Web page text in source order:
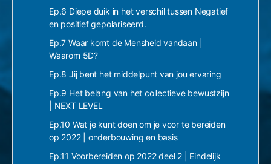
Ep.6 Diepe duik in het verschil tussen Negatief
en positief gepolariseerd.
Ep.7 Waar komt de Mensheid vandaan |
Waarom 5D?
Ep.8 Jij bent het middelpunt van jou ervaring
Ep.9 Het belang van het collectieve bewustzijn
| NEXT LEVEL
Ep.10 Wat je kunt doen om je voor te bereiden
op 2022 | onderbouwing en basis
Ep.11 Voorbereiden op 2022 deel 2 | Eindelijk